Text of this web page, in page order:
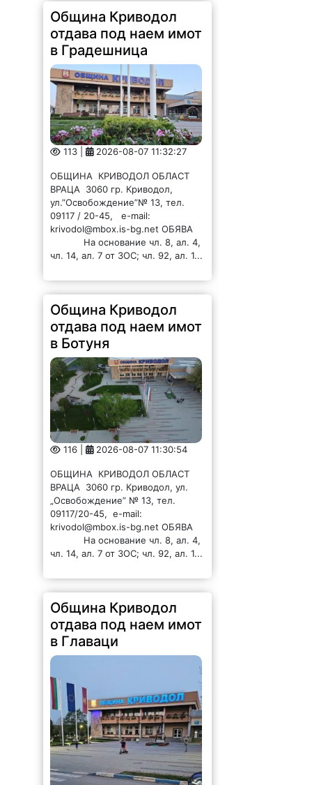
Община Криводол
отдава под наем имот
в Градешница
113 | 2026-08-07 11:32:27
ОБЩИНА КРИВОДОЛ ОБЛАСТ
ВРАЦА 3060 гр. Криводол,
ул.”Освобождение”№ 13, тел.
09117 / 20-45, e-mail:
krivodol@mbox.is-bg.net ОБЯВА
На основание чл. 8, ал. 4,
чл. 14, ал. 7 от ЗОС; чл. 92, ал. 1...
Община Криводол
отдава под наем имот
в Ботуня
116 | 2026-08-07 11:30:54
ОБЩИНА КРИВОДОЛ ОБЛАСТ
ВРАЦА 3060 гр. Криводол, ул.
„Освобождение” № 13, тел.
09117/20-45, e-mail:
krivodol@mbox.is-bg.net ОБЯВА
На основание чл. 8, ал. 4,
чл. 14, ал. 7 от ЗОС; чл. 92, ал. 1...
Община Криводол
отдава под наем имот
в Главаци